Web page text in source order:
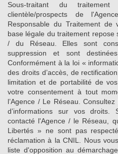
Sous-traitant du
clientèle/prospects de
Responsable du Traitement de
base légale du traitement
/ du Réseau. Elles sont
suppression et sont
Conformément à la loi «
des droits d’accès, de
limitation et de portabilité de
votre consentement à tout
l’Agence / Le Réseau. Consultez
d’informations sur vos
contacté l'Agence / le Réseau,
Libertés » ne sont pas
réclamation à la CNIL. Nous
liste d'opposition au